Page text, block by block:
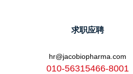
求职应聘
hr@jacobiopharma.com
010-56315466-8001